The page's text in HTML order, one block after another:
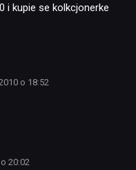
i kupie se kolkcjonerke
o 18:52
20:02